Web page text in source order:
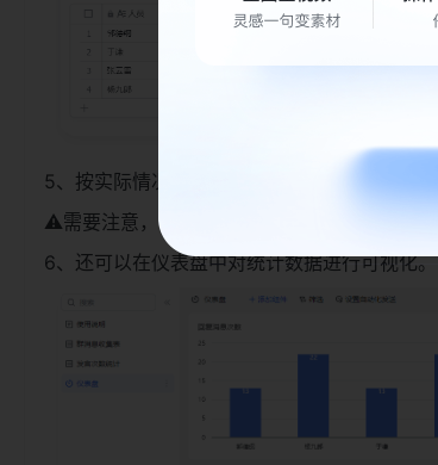
5、按实际情况填写
⚠️需要注意，暂时无法对同名人员做出区分。
6、还可以在仪表盘中对统计数据进行可视化。